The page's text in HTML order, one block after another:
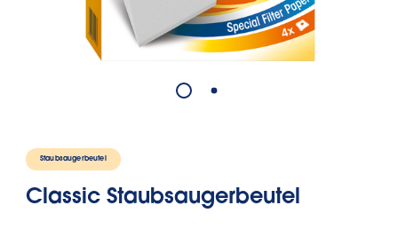
Staubsaugerbeutel
Classic Staubsaugerbeutel